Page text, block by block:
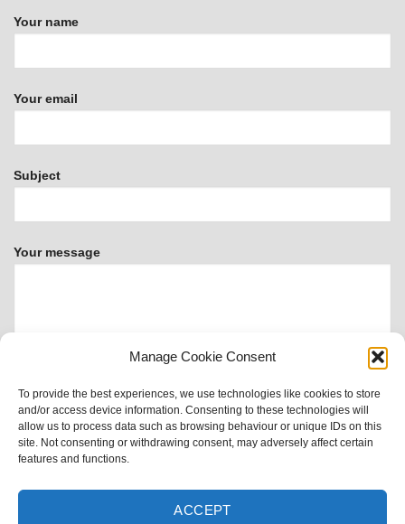
Manage Cookie Consent
To provide the best experiences, we use technologies like cookies to store
and/or access device information. Consenting to these technologies will
allow us to process data such as browsing behaviour or unique IDs on this
site. Not consenting or withdrawing consent, may adversely affect certain
features and functions.
ACCEPT
Your name
Your email
Subject
Your message
This form uses Akismet to reduce spam.Learn how your